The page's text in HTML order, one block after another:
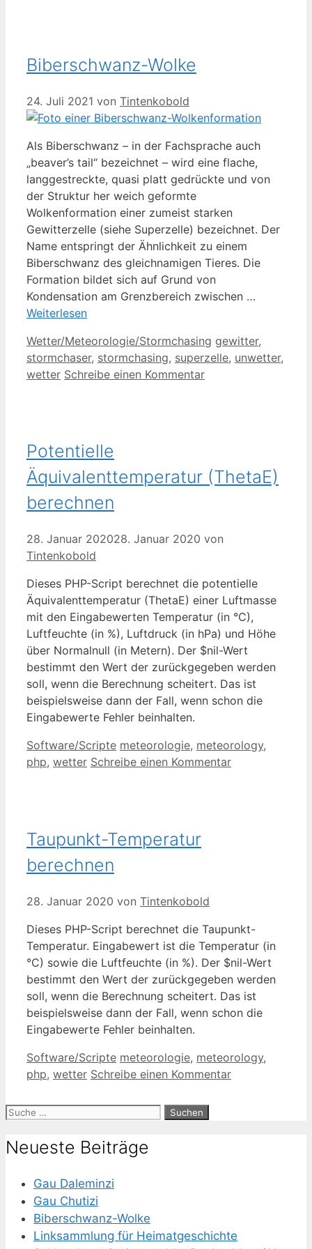
Biberschwanz-Wolke
24. Juli 2021 von Tintenkobold
Als Biberschwanz – in der Fachsprache auch
„beaver’s tail“ bezeichnet – wird eine flache,
langgestreckte, quasi platt gedrückte und von
der Struktur her weich geformte
Wolkenformation einer zumeist starken
Gewitterzelle (siehe Superzelle) bezeichnet. Der
Name entspringt der Ähnlichkeit zu einem
Biberschwanz des gleichnamigen Tieres. Die
Formation bildet sich auf Grund von
Kondensation am Grenzbereich zwischen …
Weiterlesen
Kategorien
Wetter/Meteorologie/Stormchasing Schlagwörter
gewitter,
stormchaser, stormchasing, superzelle, unwetter,
wetter Schreibe einen Kommentar
Potentielle
Äquivalenttemperatur (ThetaE)
berechnen
28. Januar 202028. Januar 2020 von
Tintenkobold
Dieses PHP-Script berechnet die potentielle
Äquivalenttemperatur (ThetaE) einer Luftmasse
mit den Eingabewerten Temperatur (in °C),
Luftfeuchte (in %), Luftdruck (in hPa) und Höhe
über Normalnull (in Metern). Der $nil-Wert
bestimmt den Wert der zurückgegeben werden
soll, wenn die Berechnung scheitert. Das ist
beispielsweise dann der Fall, wenn schon die
Eingabewerte Fehler beinhalten.
Kategorien
Software/Scripte Schlagwörter
meteorologie, meteorology,
php, wetter Schreibe einen Kommentar
Taupunkt-Temperatur
berechnen
28. Januar 2020 von Tintenkobold
Dieses PHP-Script berechnet die Taupunkt-
Temperatur. Eingabewert ist die Temperatur (in
°C) sowie die Luftfeuchte (in %). Der $nil-Wert
bestimmt den Wert der zurückgegeben werden
soll, wenn die Berechnung scheitert. Das ist
beispielsweise dann der Fall, wenn schon die
Eingabewerte Fehler beinhalten.
Kategorien
Software/Scripte Schlagwörter
meteorologie, meteorology,
php, wetter Schreibe einen Kommentar
Suche
Neueste Beiträge
Gau Daleminzi
Gau Chutizi
Biberschwanz-Wolke
Linksammlung für Heimatgeschichte